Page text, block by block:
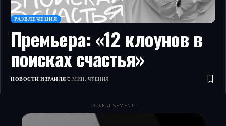
РАЗВЛЕЧЕНИЯ
Премьера: «12 клоунов в
поисках счастья»
НОВОСТИ ИЗРАИЛЯ 6 МИН. ЧТЕНИЯ
- ADVERTISEMENT -